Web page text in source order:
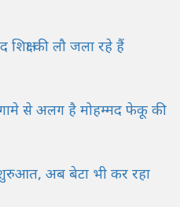
की लौ जला रहे हैं
से अलग है मोहम्मद फेकू की
अब बेटा भी कर रहा